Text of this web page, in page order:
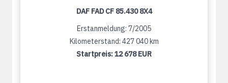
DAF FAD CF 85.430 8X4
Erstanmeldung: 7/2005
Kilometerstand: 427 040 km
Startpreis:12 678 EUR